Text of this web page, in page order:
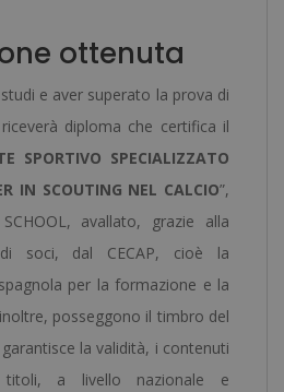
ottenuta
e aver superato la prova di
diploma che certifica il
SPORTIVO SPECIALIZZATO
IN SCOUTING NEL CALCIO”,
avallato, grazie alla
soci, dal CECAP, cioè la
per la formazione e la
posseggono il timbro del
la validità, i contenuti
titoli, a livello nazionale e